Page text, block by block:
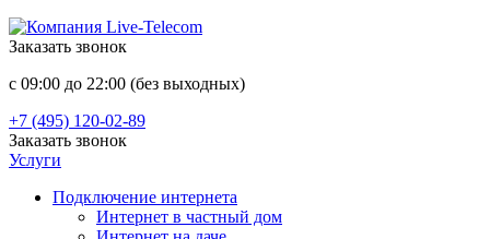
Заказать звонок
с 09:00 до 22:00 (без выходных)
+7 (495) 120-02-89
Заказать звонок
Услуги
Подключение интернета
Интернет в частный дом